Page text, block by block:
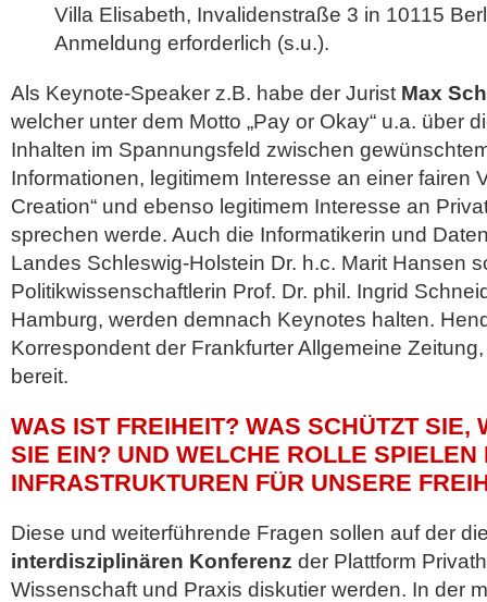
Villa Elisabeth, Invalidenstraße 3 in 10115
Anmeldung erforderlich (s.u.).
Als Keynote-Speaker z.B. habe der Jurist Max
welcher unter dem Motto „Pay or Okay“ u.a. über
Inhalten im Spannungsfeld zwischen
Informationen, legitimem Interesse an einer fairen
Creation“ und ebenso legitimem Interesse an
sprechen werde. Auch die Informatikerin und
Landes Schleswig-Holstein Dr. h.c. Marit Hansen
Politikwissenschaftlerin Prof. Dr. phil. Ingrid
Hamburg, werden demnach Keynotes halten.
Korrespondent der Frankfurter Allgemeine
bereit.
WAS IST FREIHEIT? WAS SCHÜTZT SIE,
SIE EIN? UND WELCHE ROLLE SPIELEN
INFRASTRUKTUREN FÜR UNSERE
Diese und weiterführende Fragen sollen auf der
interdisziplinären Konferenz der Plattform
Wissenschaft und Praxis diskutier werden. In der